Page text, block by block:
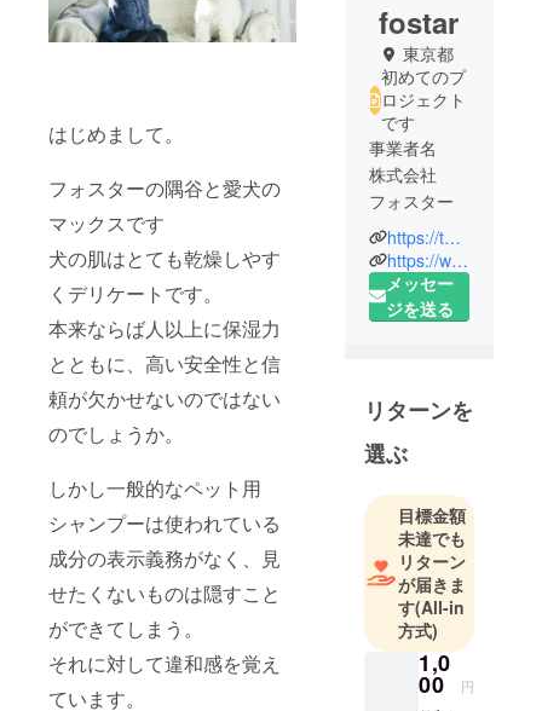
はじめまして。
フォスターの隅谷と愛犬の
マックスです
犬の肌はとても乾燥しやす
くデリケートです。
本来ならば人以上に保湿力
とともに、高い安全性と信
頼が欠かせないのではない
のでしょうか。
しかし一般的なペット用
シャンプーは使われている
成分の表示義務がなく、見
せたくないものは隠すこと
ができてしまう。
それに対して違和感を覚え
ています。
fostar
東京都
初めてのプ
ロジェクト
です
事業者名
株式会社
フォスター
代表者
星 美和子
高松町3-14-
13 BICSビ
ル6F
お問い合わ
せ先
メール：
store@fostar
.co.jp
電話：042-
537-7033
https://tegsumi.jp/
https://www.fostar.jp/
メッセー
ジを送る
リターンを
選ぶ
目標金額
未達でも
リターン
が届きま
す(All-in
方式)
1,0
00 円